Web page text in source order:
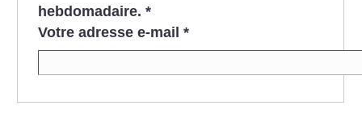
hebdomadaire. *
Votre adresse e-mail *